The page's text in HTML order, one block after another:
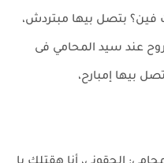
بتصل بيها مبتردش،
عند سيد المحامي فى
بيها إمبارح،